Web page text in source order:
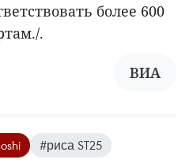
более 600
.
ВИА
#риса ST25